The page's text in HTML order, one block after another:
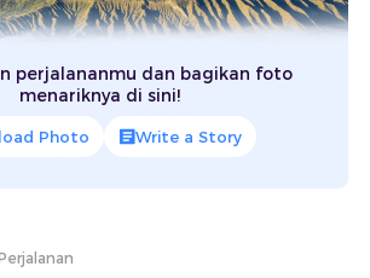
perjalananmu dan bagikan foto
menariknya di sini!
Photo Write a Story